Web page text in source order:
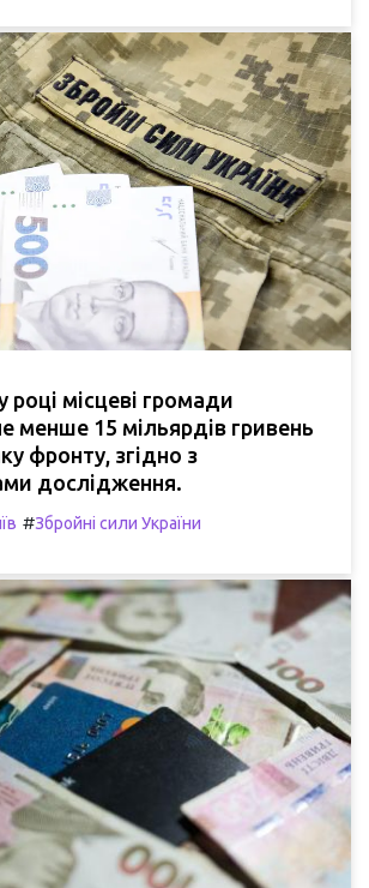
місцеві громади
менше 15 мільярдів гривень
фронту, згідно з
дослідження.
#Збройні сили України